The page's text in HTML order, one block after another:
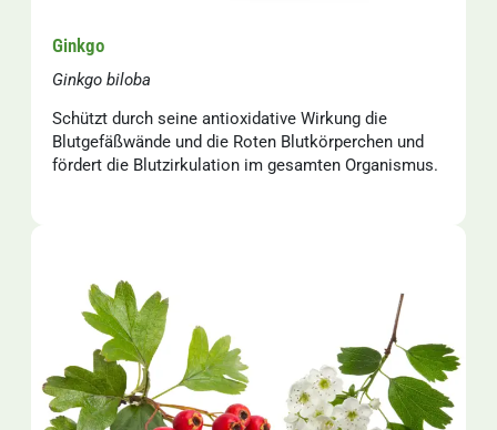
Ginkgo
Ginkgo biloba
Schützt durch seine antioxidative Wirkung die
Blutgefäßwände und die Roten Blutkörperchen und
fördert die Blutzirkulation im gesamten Organismus.